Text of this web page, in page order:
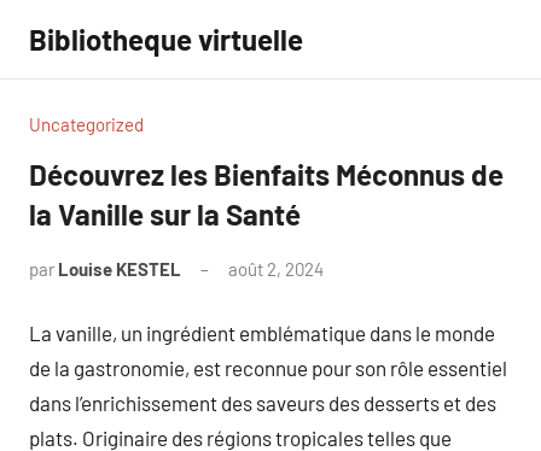
contenu
Bibliotheque virtuelle
Uncategorized
Découvrez les Bienfaits Méconnus de
la Vanille sur la Santé
par Louise KESTEL août 2, 2024
La vanille, un ingrédient emblématique dans le monde
de la gastronomie, est reconnue pour son rôle essentiel
dans l’enrichissement des saveurs des desserts et des
plats. Originaire des régions tropicales telles que